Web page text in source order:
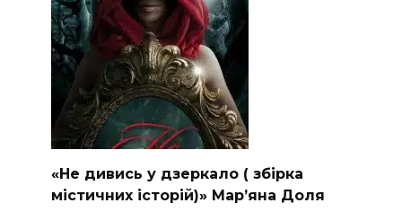
«Не дивись у дзеркало ( збірка
містичних історій)» Мар’яна Доля